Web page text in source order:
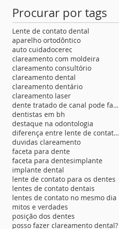
Procurar por tags
Lente de contato dental
aparelho ortodôntico
auto cuidadocerec
clareamento com moldeira
clareamento consultório
clareamento dental
clareamento dentário
clareamento laser
dente tratado de canal pode fazer lente de contato
dentistas em bh
destaque na odontologia
diferença entre lente de contato para os dentes
duvidas clareamento
faceta para dente
faceta para dentesimplante
implante dental
lente de contato para os dentes
lentes de contato dentais
lentes de contato no mesmo dia
mitos e verdades
posição dos dentes
posso fazer clareamento dental?